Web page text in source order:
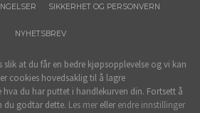
SIKKERHET OG PERSONVERN
NYHETSBREV
at du får en bedre kjøpsopplevelse og vi kan
cookies hovedsaklig til å lagre
du har puttet i handlekurven din. Fortsett å
du godtar dette. Les mer eller endre innstillinger